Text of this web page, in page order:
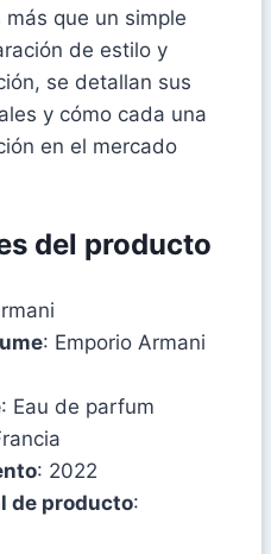
más que un simple
de estilo y
se detallan sus
y cómo cada una
en el mercado
del producto
: Emporio Armani
: Eau de parfum
: 2022
de producto: